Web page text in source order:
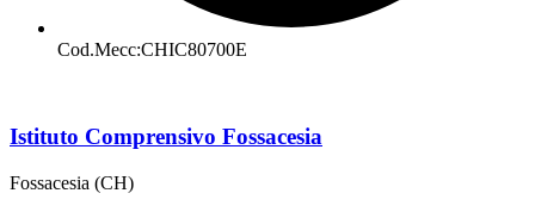
Cod.Mecc:CHIC80700E
Istituto Comprensivo Fossacesia
Fossacesia (CH)